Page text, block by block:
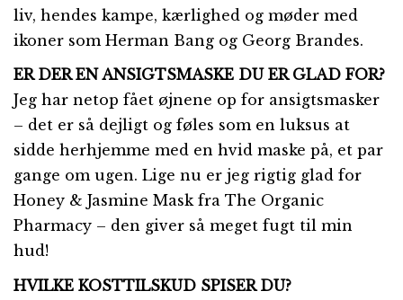
liv, hendes kampe, kærlighed og møder med
ikoner som Herman Bang og Georg Brandes.
ER DER EN ANSIGTSMASKE DU ER GLAD FOR?
Jeg har netop fået øjnene op for ansigtsmasker
– det er så dejligt og føles som en luksus at
sidde herhjemme med en hvid maske på, et par
gange om ugen. Lige nu er jeg rigtig glad for
Honey & Jasmine Mask fra The Organic
Pharmacy – den giver så meget fugt til min
hud!
HVILKE KOSTTILSKUD SPISER DU?